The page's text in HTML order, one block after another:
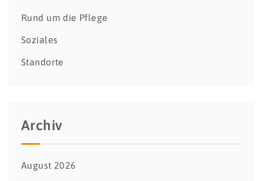
Rund um die Pflege
Soziales
Standorte
Archiv
August 2026